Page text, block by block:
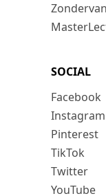
Zondervan
SOCIAL
Facebook
Instagram
Pinterest
TikTok
Twitter
YouTube